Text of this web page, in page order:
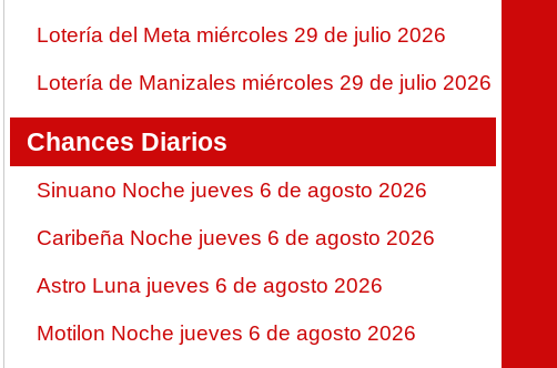
Lotería del Meta miércoles 29 de julio 2026
Lotería de Manizales miércoles 29 de julio 2026
Chances Diarios
Sinuano Noche jueves 6 de agosto 2026
Caribeña Noche jueves 6 de agosto 2026
Astro Luna jueves 6 de agosto 2026
Motilon Noche jueves 6 de agosto 2026